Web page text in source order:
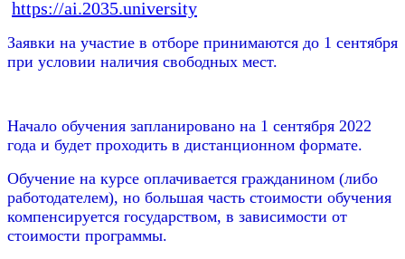
https://ai.2035.university
Заявки на участие в отборе принимаются до 1 сентября
при условии наличия свободных мест.
Начало обучения запланировано на 1 сентября 2022
года и будет проходить в дистанционном формате.
Обучение на курсе оплачивается гражданином (либо
работодателем), но большая часть стоимости обучения
компенсируется государством, в зависимости от
стоимости программы.